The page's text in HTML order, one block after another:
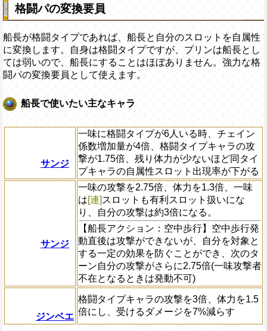
格闘パの変換要員
船長が格闘タイプであれば、船長と自分のスロットを自属性
に変換します。自身は格闘タイプですが、プリンは船長とし
ては弱いので、船長にすることはほぼありません。強力な格
闘パの変換要員として使えます。
船長で使いたい主なキャラ
サンジ
一味に格闘タイプが6人いる時、チェイン
係数増加量が4倍、格闘タイプキャラの攻
撃が1.75倍、残り体力が少ないほど同タイ
プキャラの自属性スロット出現率が下がる
サンジ
一味の攻撃を2.75倍、体力を1.3倍、一味
は[連] スロットも有利スロット扱いにな
り、自分の攻撃は約3倍になる。
【船長アクション：空中歩行】空中歩行発
動直後は攻撃ができないが、自分を対象と
する一定の効果を防ぐことができ、次のタ
ーン自分の攻撃がさらに2.75倍(一味攻撃者
不在となるときは発動不可)
ジンベエ
格闘タイプキャラの攻撃を3倍、体力を1.5
倍にし、受けるダメージを7%減らす